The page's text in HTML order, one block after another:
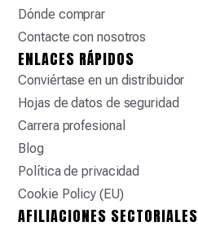
Dónde comprar
Contacte con nosotros
ENLACES RÁPIDOS
Conviértase en un distribuidor
Hojas de datos de seguridad
Carrera profesional
Blog
Política de privacidad
Cookie Policy (EU)
AFILIACIONES SECTORIALES